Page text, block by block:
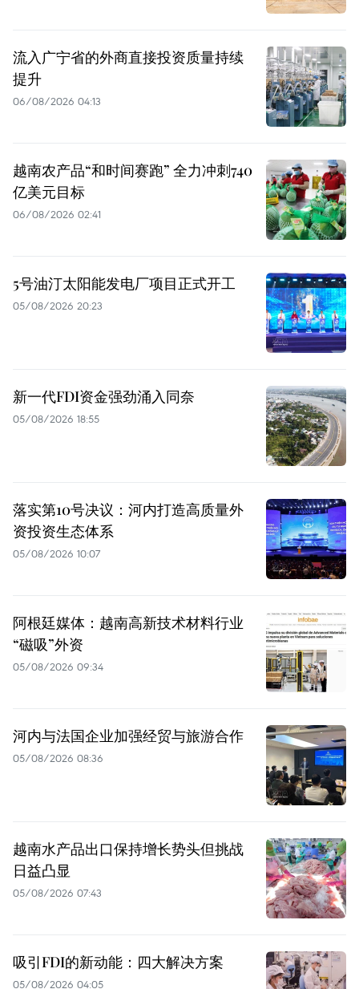
流入广宁省的外商直接投资质量持续
提升
06/08/2026 04:13
越南农产品“和时间赛跑” 全力冲刺740
亿美元目标
06/08/2026 02:41
5号油汀太阳能发电厂项目正式开工
05/08/2026 20:23
新一代FDI资金强劲涌入同奈
05/08/2026 18:55
落实第10号决议：河内打造高质量外
资投资生态体系
05/08/2026 10:07
阿根廷媒体：越南高新技术材料行业
“磁吸”外资
05/08/2026 09:34
河内与法国企业加强经贸与旅游合作
05/08/2026 08:36
越南水产品出口保持增长势头但挑战
日益凸显
05/08/2026 07:43
吸引FDI的新动能：四大解决方案
05/08/2026 04:05